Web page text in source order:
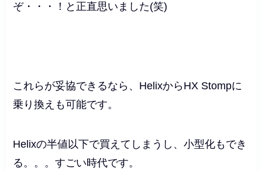
ぞ・・・！と正直思いました(笑)
これらが妥協できるなら、HelixからHX Stompに
乗り換えも可能です。
Helixの半値以下で買えてしまうし、小型化もでき
る。。。すごい時代です。